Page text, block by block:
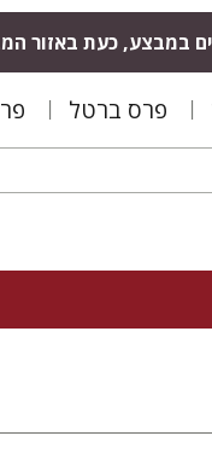
במבצע, כעת באזור
פרס ברטל